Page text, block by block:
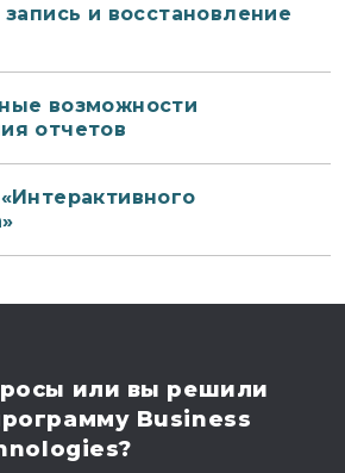
и восстановление
возможности
отчетов
или вы решили
Business